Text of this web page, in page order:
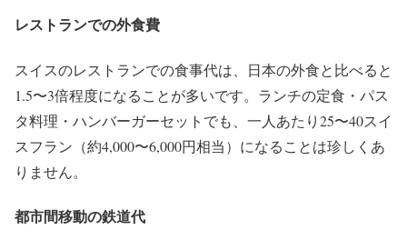
レストランでの外食費
スイスのレストランでの食事代は、日本の外食と比べると
1.5〜3倍程度になることが多いです。ランチの定食・パス
タ料理・ハンバーガーセットでも、一人あたり25〜40スイ
スフラン（約4,000〜6,000円相当）になることは珍しくあ
りません。
都市間移動の鉄道代